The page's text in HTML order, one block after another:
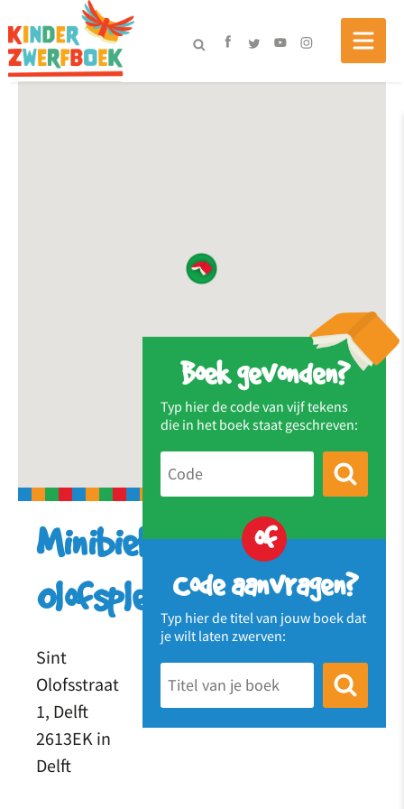
Boek gevonden?
Typ hier de code van vijf tekens
die in het boek staat geschreven:
of
Code aanvragen?
Typ hier de titel van jouw boek dat
je wilt laten zwerven:
Minibieb
Olofsplein
Sint
Olofsstraat
1, Delft
2613EK in
Delft